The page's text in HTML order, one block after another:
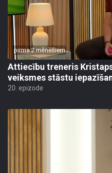
pirms 2 mēnešiem
Attiecību treneris
veiksmes stāstu
20. epizode